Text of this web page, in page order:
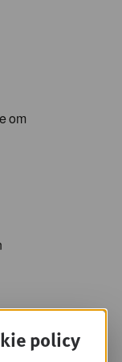
om
policy